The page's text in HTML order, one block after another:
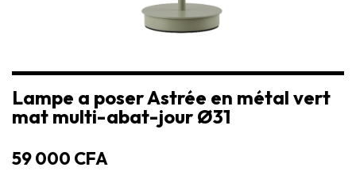
Lampe a poser Astrée en métal vert
mat multi-abat-jour Ø31
59 000 CFA